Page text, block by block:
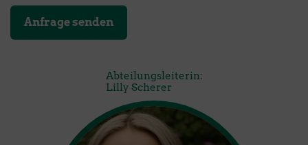
Abteilungsleiterin:
Lilly Scherer